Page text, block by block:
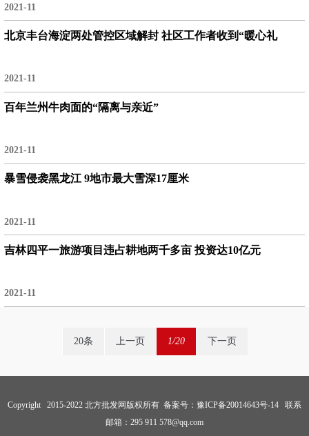
2021-11
北京丰台海淀两处管控区域解封 社区工作者收到“暖心礼
2021-11
百年兰州牛肉面的“隔离与亲近”
2021-11
暴雪侵袭黑龙江 9地市最大雪深17厘米
2021-11
吉林四平一旅游项目违占耕地两千多亩 投资达10亿元
2021-11
20条 上一页 1/20 下一页
Copyright 2015-2022 北方批发网版权所有 备案号： 豫ICP备20014643号-14 联系
邮箱：295 911 578@qq.com